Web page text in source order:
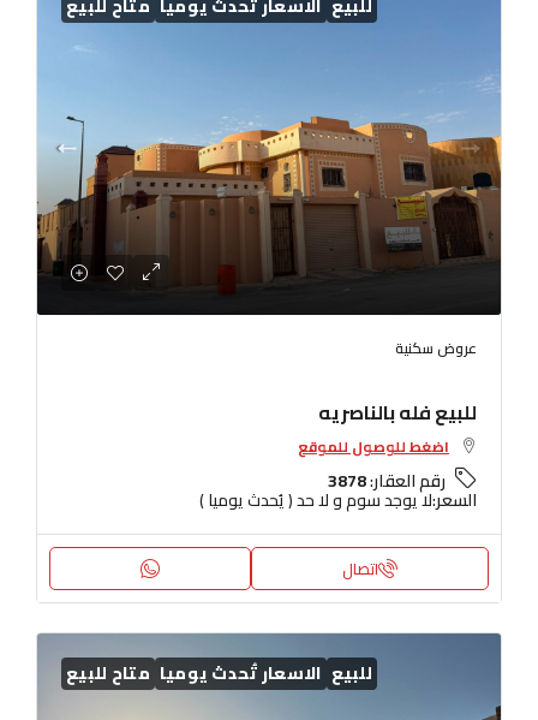
عروض سكنية
للبيع فله بالناصريه
اضغط للوصول للموقع
رقم العقار:3878
السعر:لا يوجد سوم و لا حد ( يُحدث يوميا )
اتصال
للبيع الاسعار تُحدث يوميا متاح للبيع